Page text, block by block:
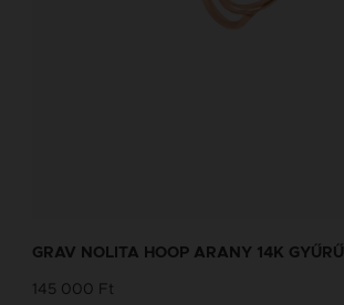
GRAV NOLITA HOOP ARANY 14K GYŰRŰ
145 000 Ft